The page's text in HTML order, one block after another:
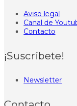
Aviso legal
Canal de
Contacto
¡Suscríbete!
Newsletter